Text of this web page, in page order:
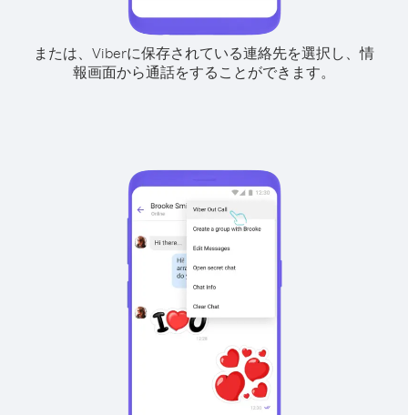
または、Viberに保存されている連絡先を選択し、情
報画面から通話をすることができます。